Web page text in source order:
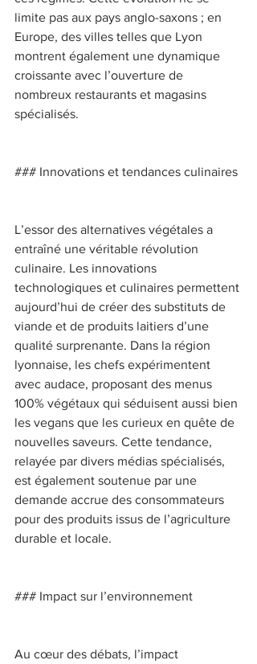
limite pas aux pays anglo-saxons ; en
Europe, des villes telles que Lyon
montrent également une dynamique
croissante avec l’ouverture de
nombreux restaurants et magasins
spécialisés.
### Innovations et tendances culinaires
L’essor des alternatives végétales a
entraîné une véritable révolution
culinaire. Les innovations
technologiques et culinaires permettent
aujourd’hui de créer des substituts de
viande et de produits laitiers d’une
qualité surprenante. Dans la région
lyonnaise, les chefs expérimentent
avec audace, proposant des menus
100% végétaux qui séduisent aussi bien
les vegans que les curieux en quête de
nouvelles saveurs. Cette tendance,
relayée par divers médias spécialisés,
est également soutenue par une
demande accrue des consommateurs
pour des produits issus de l’agriculture
durable et locale.
### Impact sur l’environnement
Au cœur des débats, l’impact